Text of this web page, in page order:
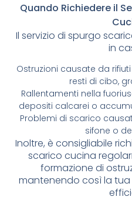
Quando Richiedere il
Il servizio di spurgo
in
Ostruzioni causate da
resti di cibo,
Rallentamenti nella
depositi calcarei o
Problemi di scarico
sifone o
Inoltre, è consigliabile
scarico cucina
formazione di
mantenendo così la